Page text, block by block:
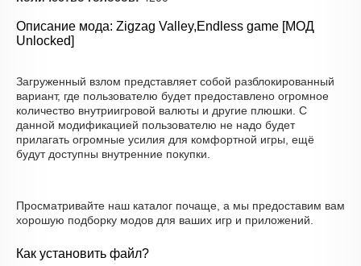
Описание мода: Zigzag Valley,Endless game [МОД
Unlocked]
Загруженный взлом представляет собой разблокированный
вариант, где пользователю будет предоставлено огромное
количество внутриигровой валюты и другие плюшки. С
данной модификацией пользователю не надо будет
прилагать огромные усилия для комфортной игры, ещё
будут доступны внутренние покупки.
Просматривайте наш каталог почаще, а мы предоставим вам
хорошую подборку модов для ваших игр и приложений.
Как установить файл?